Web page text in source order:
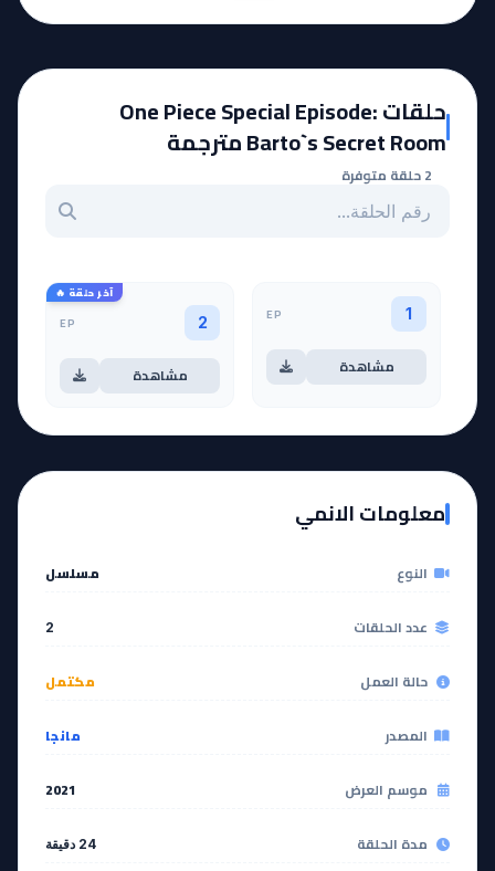
حلقات One Piece Special Episode:
Barto`s Secret Room مترجمة
2 حلقة متوفرة
بحث عن حلقة بالرقم
1
EP
مشاهدة
آخر حلقة 🔥
2
EP
مشاهدة
معلومات الانمي
النوع مسلسل
عدد الحلقات 2
حالة العمل مكتمل
المصدر مانجا
موسم العرض 2021
مدة الحلقة 24 دقيقة